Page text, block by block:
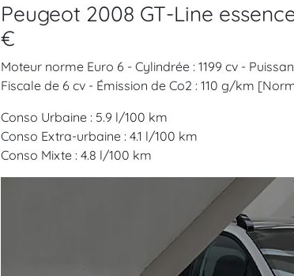
Peugeot 2008 GT-Line
€
Moteur norme Euro 6 - Cylindrée : 1199 cv -
Fiscale de 6 cv - Émission de Co2 : 110 g/km
Conso Urbaine : 5.9 l/100 km
Conso Extra-urbaine : 4.1 l/100 km
Conso Mixte : 4.8 l/100 km